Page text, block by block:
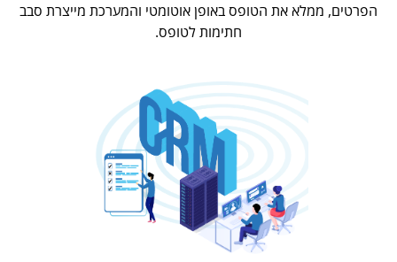
הפרטים, ממלא את הטופס באופן אוטומטי והמערכת מייצרת סבב
חתימות לטופס.